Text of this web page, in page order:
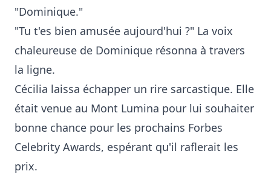
"Dominique."
"Tu t'es bien amusée aujourd'hui ?" La voix
chaleureuse de Dominique résonna à travers
la ligne.
Cécilia laissa échapper un rire sarcastique. Elle
était venue au Mont Lumina pour lui souhaiter
bonne chance pour les prochains Forbes
Celebrity Awards, espérant qu'il raflerait les
prix.